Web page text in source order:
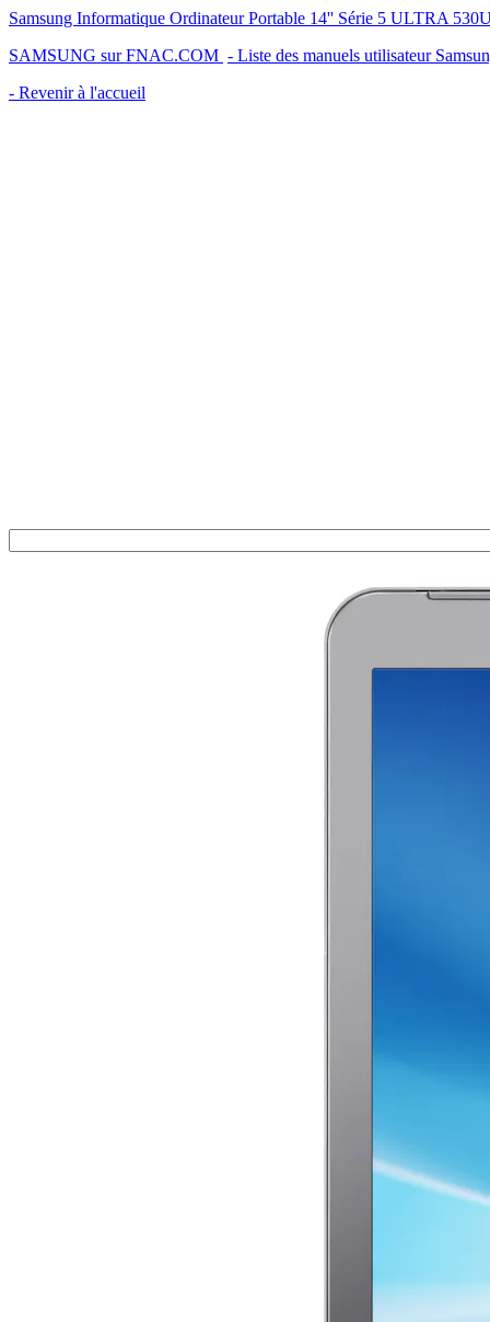
Samsung Informatique Ordinateur Portable 14'' Série 5 ULTRA
SAMSUNG sur FNAC.COM - Liste des manuels utilisateur
- Revenir à l'accueil